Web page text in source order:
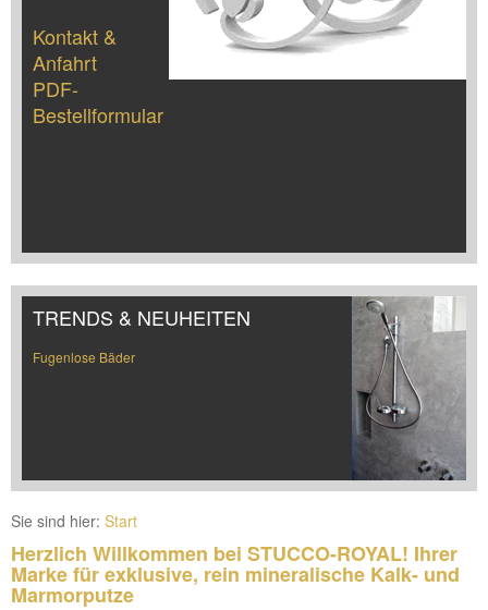
Kontakt &
Anfahrt
PDF-
Bestellformular
TRENDS & NEUHEITEN
Fugenlose Bäder
Sie sind hier: Start
Herzlich Willkommen bei STUCCO-ROYAL! Ihrer
Marke für exklusive, rein mineralische Kalk- und
Marmorputze